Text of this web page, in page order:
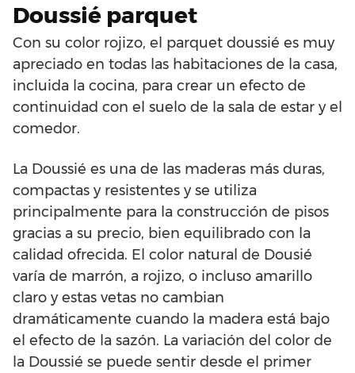
Doussié parquet
Con su color rojizo, el parquet doussié es muy
apreciado en todas las habitaciones de la casa,
incluida la cocina, para crear un efecto de
continuidad con el suelo de la sala de estar y el
comedor.
La Doussié es una de las maderas más duras,
compactas y resistentes y se utiliza
principalmente para la construcción de pisos
gracias a su precio, bien equilibrado con la
calidad ofrecida. El color natural de Dousié
varía de marrón, a rojizo, o incluso amarillo
claro y estas vetas no cambian
dramáticamente cuando la madera está bajo
el efecto de la sazón. La variación del color de
la Doussié se puede sentir desde el primer